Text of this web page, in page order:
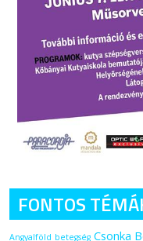
FONTOS
Angyalföld betegség Csonka